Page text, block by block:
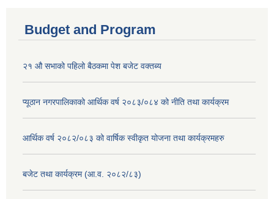
Budget and Program
२१ औ सभाको पहिलो बैठकमा पेश बजेट वक्तब्य
प्यूठान नगरपालिकाको आर्थिक वर्ष २०८३/०८४ को नीति तथा कार्यक्रम
आर्थिक वर्ष २०८२/०८३ को वार्षिक स्वीकृत योजना तथा कार्यक्रमहरु
बजेट तथा कार्यक्रम (आ.व. २०८२/८३)